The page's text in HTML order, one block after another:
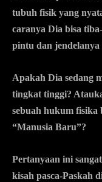
tubuh fisik yang
caranya Dia bisa
pintu dan
Apakah Dia sedang
tingkat tinggi?
sebuah hukum fisika
“Manusia Baru”?
Pertanyaan ini
kisah pasca-Paskah